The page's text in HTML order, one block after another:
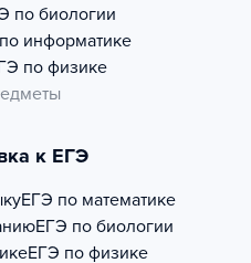
по биологии
информатике
по физике
к ЕГЭ
ЕГЭ по математике
ЕГЭ по биологии
ЕГЭ по физике